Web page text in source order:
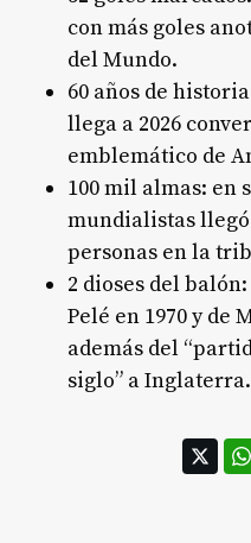
con más goles
del Mundo.
60 años de
llega a 2026
emblemático de
100 mil almas: en
mundialistas
personas en la
2 dioses del
Pelé en 1970 y de
además del
siglo” a Inglaterra.